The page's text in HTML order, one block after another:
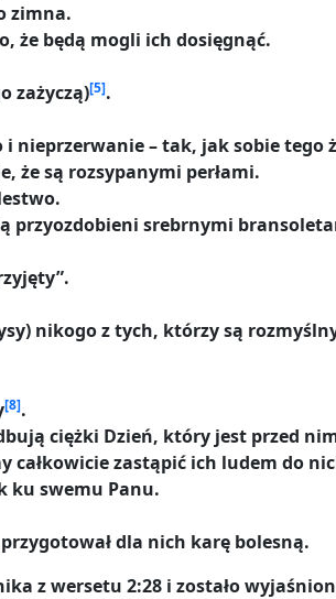
zimna.
że będą mogli ich dosięgnąć.
zażyczą)[5].
i nieprzerwanie – tak, jak sobie tego
że są rozsypanymi perłami.
przyozdobieni srebrnymi
nikogo z tych, którzy są
[8].
ciężki Dzień, który jest przed
całkowicie zastąpić ich ludem do
ku swemu Panu.
dla nich karę bolesną.
z wersetu 2:28 i zostało